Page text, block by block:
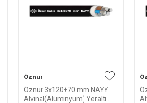
Öznur
Öznur 3x120+70 mm NAYY
Alvinal(Alüminyum) Yeraltı